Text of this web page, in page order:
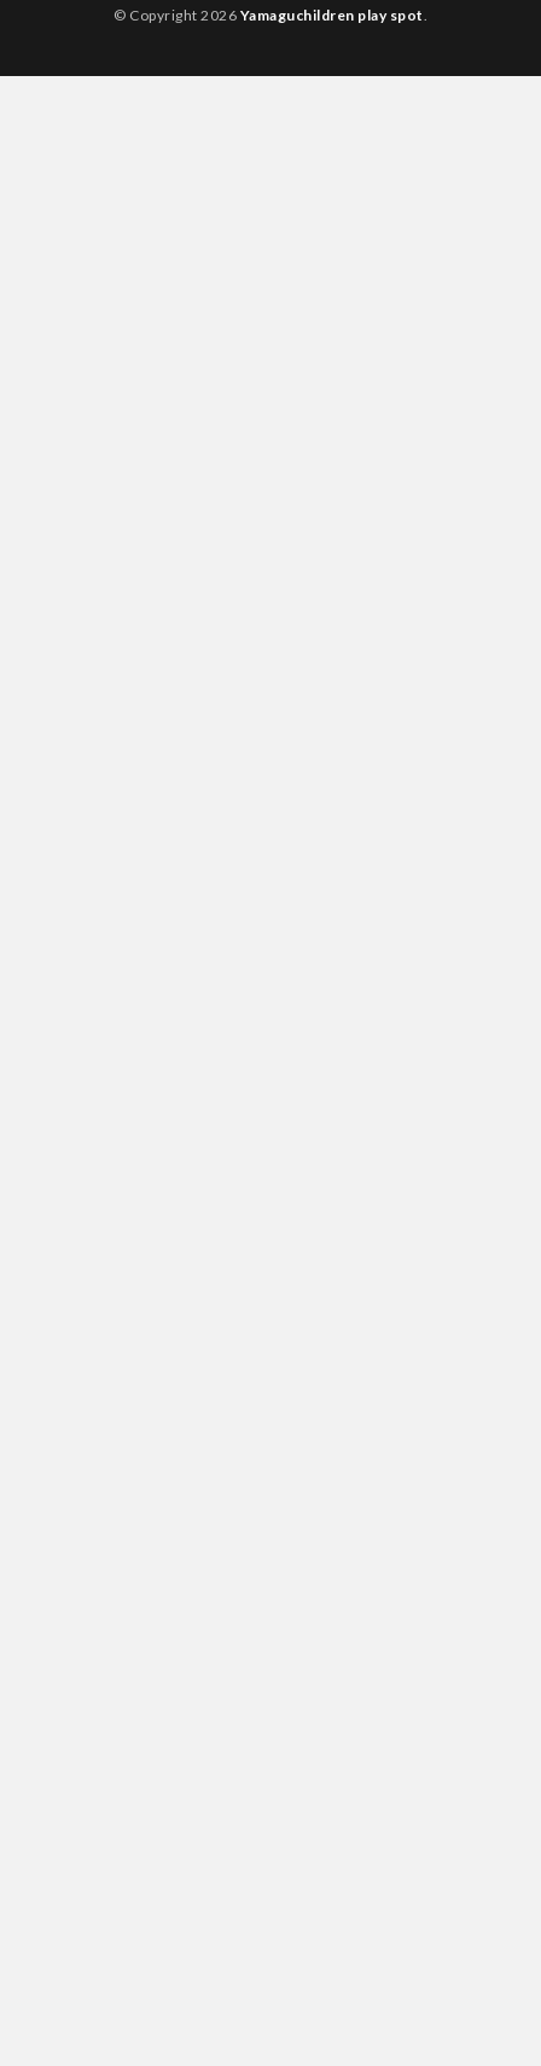
© Copyright 2026 Yamaguchildren play spot